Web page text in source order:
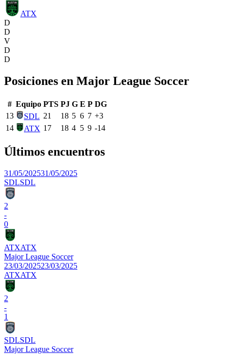
ATX
D
D
V
D
D
Posiciones en Major League Soccer
# Equipo PTS PJ G E P DG
13
SDL 21 18 5 6 7 +3
14
ATX 17 18 4 5 9 -14
Últimos encuentros
31/05/202531/05/2025
SDLSDL
2
-
0
ATXATX
Major League Soccer
23/03/202523/03/2025
ATXATX
2
-
1
SDLSDL
Major League Soccer